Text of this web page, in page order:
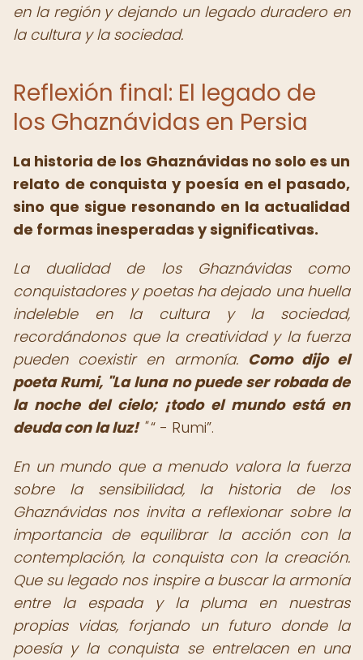
en la región y dejando un legado duradero en
la cultura y la sociedad.
Reflexión final: El legado de
los Ghaznávidas en Persia
La historia de los Ghaznávidas no solo es un
relato de conquista y poesía en el pasado,
sino que sigue resonando en la actualidad
de formas inesperadas y significativas.
La dualidad de los Ghaznávidas como
conquistadores y poetas ha dejado una huella
indeleble en la cultura y la sociedad,
recordándonos que la creatividad y la fuerza
pueden coexistir en armonía. Como dijo el
poeta Rumi, "La luna no puede ser robada de
la noche del cielo; ¡todo el mundo está en
deuda con la luz!" - Rumi .
En un mundo que a menudo valora la fuerza
sobre la sensibilidad, la historia de los
Ghaznávidas nos invita a reflexionar sobre la
importancia de equilibrar la acción con la
contemplación, la conquista con la creación.
Que su legado nos inspire a buscar la armonía
entre la espada y la pluma en nuestras
propias vidas, forjando un futuro donde la
poesía y la conquista se entrelacen en una